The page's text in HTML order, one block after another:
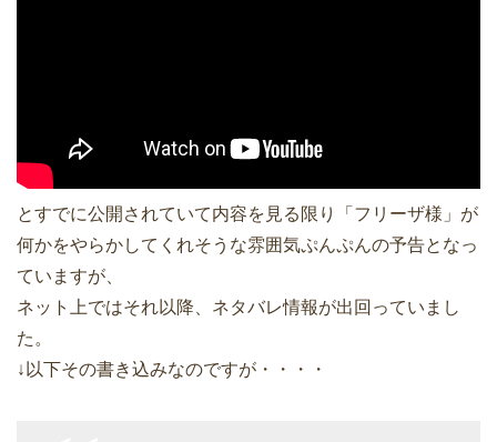
とすでに公開されていて内容を見る限り「フリーザ様」が
何かをやらかしてくれそうな雰囲気ぷんぷんの予告となっ
ていますが、
ネット上ではそれ以降、ネタバレ情報が出回っていまし
た。
↓以下その書き込みなのですが・・・・